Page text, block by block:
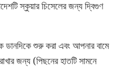
স্কুয়ার চিসেলের জন্য দ্বিগুণ
ডানদিকে শুরু করা এবং আপনার বামে
জন্য (পিছনের হাতটি সামনে